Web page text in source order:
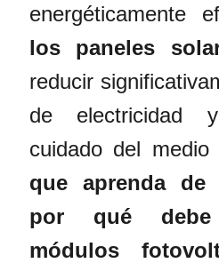
energéticamente
los paneles
reducir
de electricidad
cuidado del medio
que aprenda de
por qué
módulos